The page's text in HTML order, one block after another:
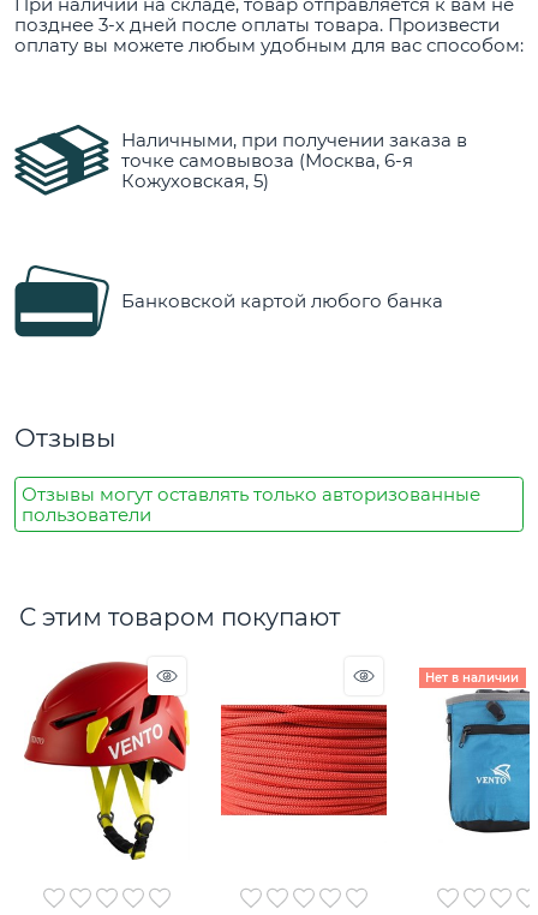
позднее 3-х дней после оплаты товара. Произвести
оплату вы можете любым удобным для вас способом:
Наличными, при получении заказа в
точке самовывоза (Москва, 6-я
Кожуховская, 5)
Банковской картой любого банка
Отзывы
Отзывы могут оставлять только авторизованные
пользователи
С этим товаром покупают
Нет в наличии